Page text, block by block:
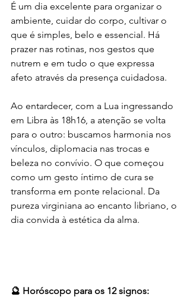
É um dia excelente para organizar o
ambiente, cuidar do corpo, cultivar o
que é simples, belo e essencial. Há
prazer nas rotinas, nos gestos que
nutrem e em tudo o que expressa
afeto através da presença cuidadosa.
Ao entardecer, com a Lua ingressando
em Libra às 18h16, a atenção se volta
para o outro: buscamos harmonia nos
vínculos, diplomacia nas trocas e
beleza no convívio. O que começou
como um gesto íntimo de cura se
transforma em ponte relacional. Da
pureza virginiana ao encanto libriano, o
dia convida à estética da alma.
🔮 Horóscopo para os 12 signos: